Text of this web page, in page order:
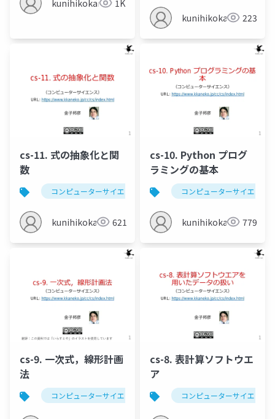
kunihikokaneko1K
kunihikokaneko223
cs-11. 式の抽象化と関
数
コンピューターサイエンス python 条件分岐
kunihikokaneko621
cs-10. Python プログ
ラミングの基本
コンピューターサイエンス
kunihikokaneko779
cs-9. 一次式，線形計画
法
コンピューターサイエンス 一次式 線形計画法
cs-8. 表計算ソフトウエ
ア
コンピューターサイエンス